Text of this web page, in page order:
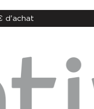
d'achat